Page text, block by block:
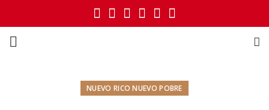
NUEVO RICO NUEVO POBRE